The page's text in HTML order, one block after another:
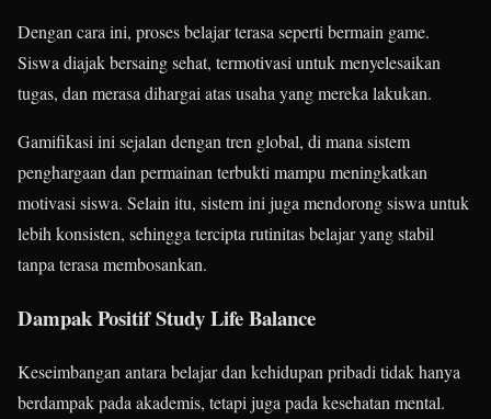
Dengan cara ini, proses belajar terasa seperti bermain game.
Siswa diajak bersaing sehat, termotivasi untuk menyelesaikan
tugas, dan merasa dihargai atas usaha yang mereka lakukan.
Gamifikasi ini sejalan dengan tren global, di mana sistem
penghargaan dan permainan terbukti mampu meningkatkan
motivasi siswa. Selain itu, sistem ini juga mendorong siswa untuk
lebih konsisten, sehingga tercipta rutinitas belajar yang stabil
tanpa terasa membosankan.
Dampak Positif Study Life Balance
Keseimbangan antara belajar dan kehidupan pribadi tidak hanya
berdampak pada akademis, tetapi juga pada kesehatan mental.